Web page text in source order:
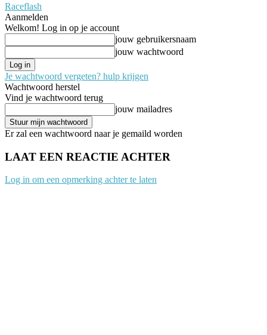
Raceflash
Aanmelden
Welkom! Log in op je account
jouw gebruikersnaam
jouw wachtwoord
Je wachtwoord vergeten? hulp krijgen
Wachtwoord herstel
Vind je wachtwoord terug
jouw mailadres
Er zal een wachtwoord naar je gemaild worden
LAAT EEN REACTIE ACHTER
Log in om een opmerking achter te laten